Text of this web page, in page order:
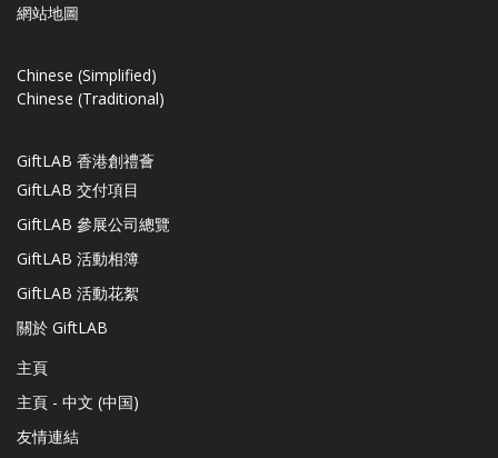
網站地圖
Chinese (Simplified)
Chinese (Traditional)
GiftLAB 香港創禮薈
GiftLAB 交付項目
GiftLAB 參展公司總覽
GiftLAB 活動相簿
GiftLAB 活動花絮
關於 GiftLAB
主頁
主頁 - 中文 (中国)
友情連結